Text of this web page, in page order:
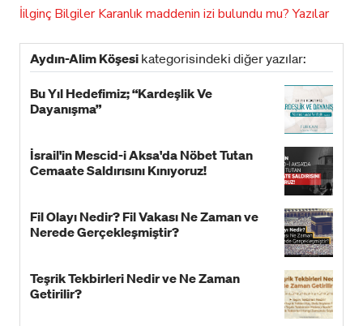
İilginç Bilgiler Karanlık maddenin izi bulundu mu? Yazılar
Aydın-Alim Köşesi kategorisindeki diğer yazılar:
Bu Yıl Hedefimiz; “Kardeşlik Ve
Dayanışma”
İsrail'in Mescid-i Aksa'da Nöbet Tutan
Cemaate Saldırısını Kınıyoruz!
Fil Olayı Nedir? Fil Vakası Ne Zaman ve
Nerede Gerçekleşmiştir?
Teşrik Tekbirleri Nedir ve Ne Zaman
Getirilir?